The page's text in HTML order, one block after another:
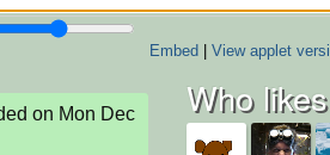
Embed| View applet
on Mon Dec
Who